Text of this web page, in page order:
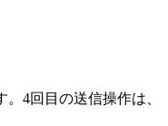
4回目の送信操作は、